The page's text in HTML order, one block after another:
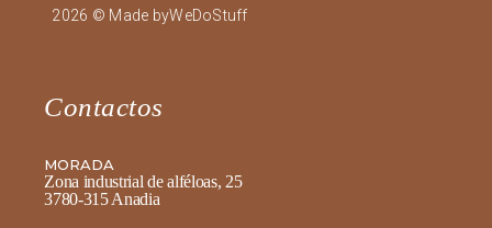
2026 © Made byWeDoStuff
Contactos
MORADA
Zona industrial de alféloas, 25
3780-315 Anadia